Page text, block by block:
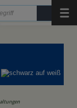
Gemeinde Weißensberg